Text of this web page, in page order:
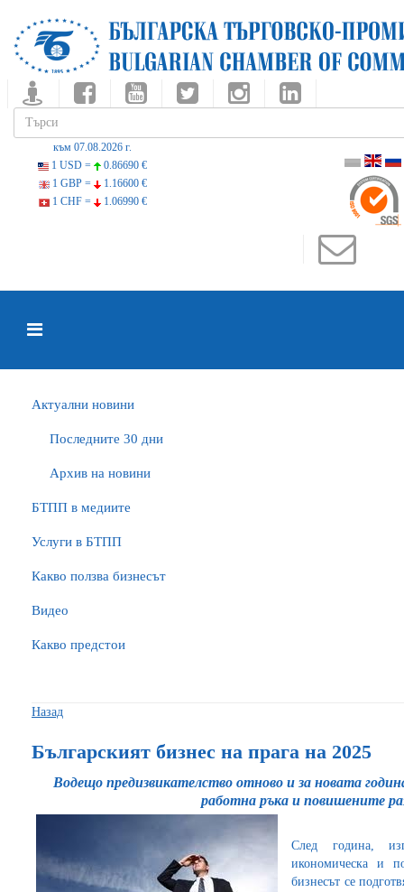
към 07.08.2026 г.
1 USD =
0.86690 €
1 GBP =
1.16600 €
1 CHF =
1.06990 €
Актуални новини
Последните 30 дни
Архив на новини
БTПП в медиите
Услуги в БТПП
Какво ползва бизнесът
Видео
Какво предстои
Назад
Българският бизнес на прага на 2025
Водещо предизвикателство отново и за новата
работна ръка и повишените
След година,
икономическа и
бизнесът се